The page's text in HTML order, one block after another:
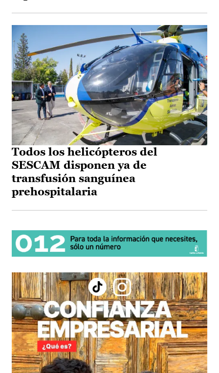
Todos los helicópteros del
SESCAM disponen ya de
transfusión sanguínea
prehospitalaria